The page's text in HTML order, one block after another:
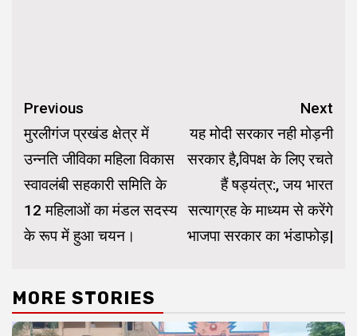
Continue
Reading
Previous
मुरलीगंज प्रखंड क्षेत्र में
उन्नति जीविका महिला विकास
स्वावलंबी सहकारी समिति के
12 महिलाओं का मंडल सदस्य
के रूप में हुआ चयन।
Next
यह मोदी सरकार नही मोड़नी
सरकार है,विपक्ष के लिए रचते
हैं षड्यंत्र:, जय भारत
सत्याग्रह के माध्यम से करेंगे
भाजपा सरकार का भंडाफोड़|
MORE STORIES